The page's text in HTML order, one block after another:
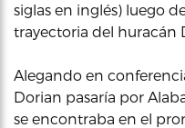
siglas en inglés) luego
trayectoria del huracán
Alegando en
Dorian pasaría por
se encontraba en el